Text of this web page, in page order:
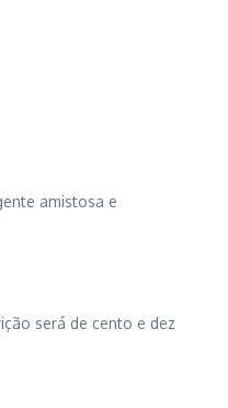
amistosa e
será de cento e dez